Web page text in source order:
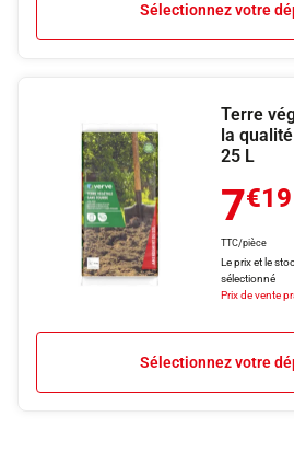
Sélectionnez votre
Terre
la
25 L
7€19
TTC/pièce
Le prix et le
sélectionné
Prix de vente
Sélectionnez votre